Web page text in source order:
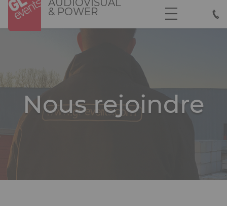
Aller
contenu
& POWER
Nous rejoindre
Panneau de gestion des cookies